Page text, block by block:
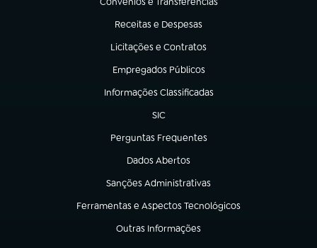
(abre em nova aba)
Receitas e Despesas
(abre em nova aba)
Licitações e Contratos
(abre em nova aba)
Empregados Públicos
(abre em nova aba)
Informações Classificadas
(abre em nova aba)
SIC
(abre em nova aba)
Perguntas Frequentes
(abre em nova aba)
Dados Abertos
(abre em nova aba)
Sanções Administrativas
(abre em nova aba)
Ferramentas e Aspectos Tecnológicos
(abre em nova aba)
Outras Informações
(abre em nova aba)